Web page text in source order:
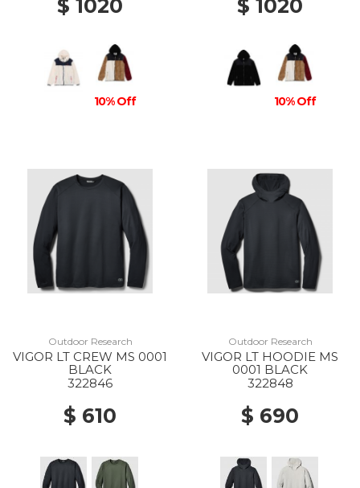
$ 1020
10% Off
$ 1020
10% Off
Outdoor Research
VIGOR LT CREW MS 0001
BLACK
322846
$ 610
Outdoor Research
VIGOR LT HOODIE MS
0001 BLACK
322848
$ 690